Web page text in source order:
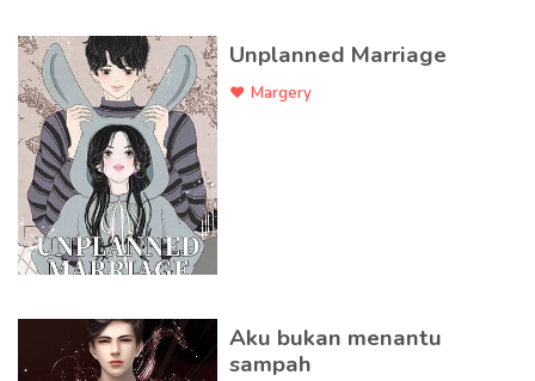
Unplanned Marriage
Margery
Aku bukan menantu
sampah